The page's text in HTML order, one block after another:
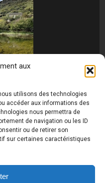
aux
utilisons des technologies
accéder aux informations des
nous permettra de
de navigation ou les ID
ou de retirer son
sur certaines caractéristiques
Toutes les photos de ce site sont